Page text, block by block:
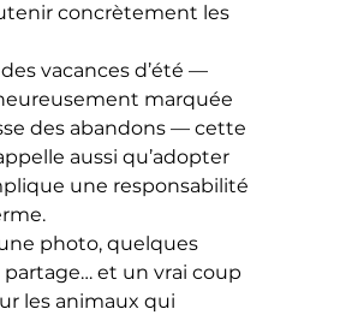
concrètement les
vacances d’été —
marquée
des abandons — cette
aussi qu’adopter
une responsabilité
photo, quelques
et un vrai coup
les animaux qui